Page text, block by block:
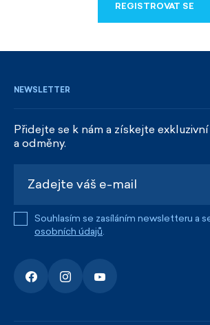
REGISTROVAT SE
NEWSLETTER
Přidejte se k nám a získejte
a odměny.
Souhlasím se zasíláním newsletteru a
osobních údajů.